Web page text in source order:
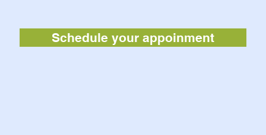
Schedule your appoinment